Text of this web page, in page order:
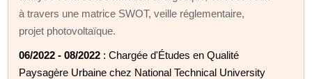
à travers une matrice SWOT, veille réglementaire,
projet photovoltaïque.
06/2022 - 08/2022 : Chargée d'Études en Qualité
Paysagère Urbaine chez National Technical University